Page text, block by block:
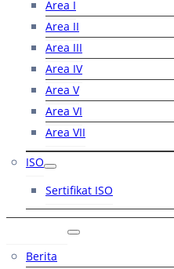
Area I
Area II
Area III
Area IV
Area V
Area VI
Area VII
ISO
Sertifikat ISO
Berita